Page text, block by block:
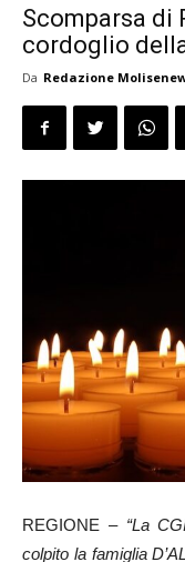
Scomparsa di
cordoglio
Da Redazione
REGIONE – “La
colpito la famiglia